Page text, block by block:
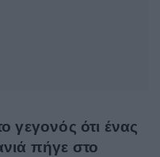
γεγονός ότι ένας
πήγε στο